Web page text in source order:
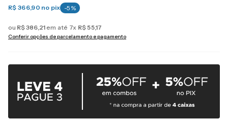
R$ 366,90 no pix -5 %
ou R$386,21 em até 7x R$55,17
Conferir opções de parcelamento e pagamento